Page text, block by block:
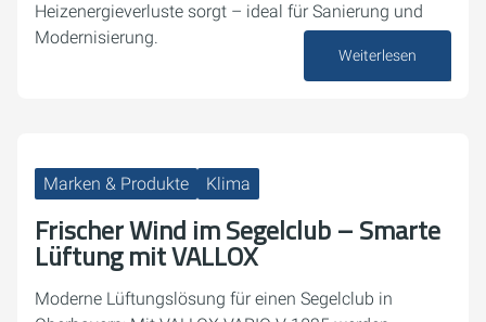
Heizenergieverluste sorgt – ideal für Sanierung und
Modernisierung.
Weiterlesen
Marken & Produkte Klima
Frischer Wind im Segelclub – Smarte
Lüftung mit VALLOX
Moderne Lüftungslösung für einen Segelclub in